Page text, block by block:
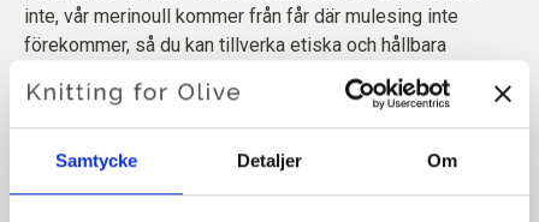
Samtycke Detaljer Om
inte, vår merinoull kommer från får där mulesing inte
förekommer, så du kan tillverka etiska och hållbara